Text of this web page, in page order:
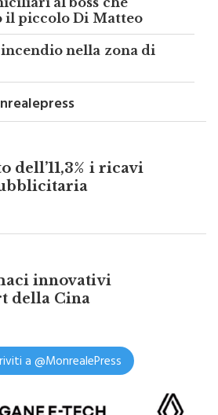
al boss che
piccolo Di Matteo
nella zona di
i ricavi
innovativi
della Cina